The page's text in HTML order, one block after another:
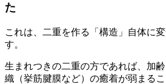
た
これは、二重を作る「構造」自体に
す。
生まれつきの二重の方であれば、加
織（挙筋腱膜など）の癒着が弱まる